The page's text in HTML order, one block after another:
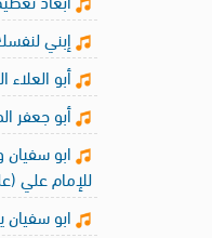
إبني
أبو العلاء
أبو جعفر
ابو
للإمام علي
ابو سفيان